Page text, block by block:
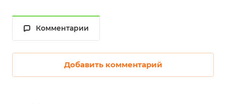
Комментарии
Добавить комментарий